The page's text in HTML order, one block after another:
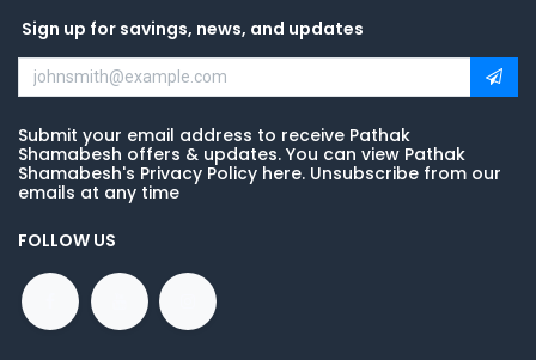
Sign up for savings, news, and updates
Submit your email address to receive Pathak
Shamabesh offers & updates. You can view Pathak
Shamabesh's Privacy Policy here. Unsubscribe from our
emails at any time
FOLLOW US